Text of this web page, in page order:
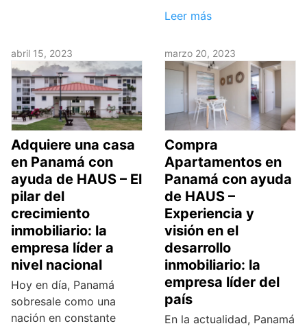
Leer más
abril 15, 2023
Adquiere una casa
en Panamá con
ayuda de HAUS – El
pilar del
crecimiento
inmobiliario: la
empresa líder a
nivel nacional
Hoy en día, Panamá
sobresale como una
nación en constante
marzo 20, 2023
Compra
Apartamentos en
Panamá con ayuda
de HAUS –
Experiencia y
visión en el
desarrollo
inmobiliario: la
empresa líder del
país
En la actualidad, Panamá